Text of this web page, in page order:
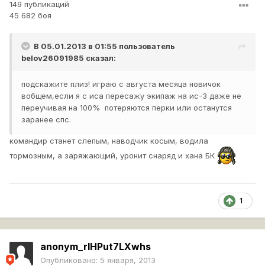
149 публикаций
45 682 боя
В 05.01.2013 в 01:55 пользователь
belov26091985 сказал:
подскажите плиз! играю с августа месяца новичок
вобщем,если я с иса пересажу экипаж на ис-3 даже не
переучивая на 100% потеряются перки или останутся
заранее спс.
командир станет слепым, наводчик косым, водила
тормозным, а заряжающий, уронит снаряд и хана БК
1
anonym_rlHPut7LXwhs
Опубликовано: 5 января, 2013